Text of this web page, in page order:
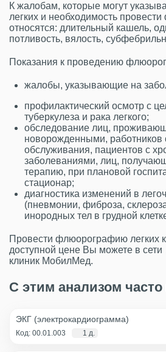
К жалобам, которые могут
легких и необходимость
относятся: длительный кашель,
потливость, вялость,
Показания к проведению
жалобы, указывающие на
профилактический осмотр с
туберкулеза и рака легкого;
обследование лиц,
новорожденными,
обслуживания, пациентов с
заболеваниями, лиц,
терапию, при плановой
стационар;
диагностика изменений в
(пневмонии, фиброза,
инородных тел в грудной
Провести флюорографию легких
доступной цене Вы можете в сети
клиник МобилМед.
С этим анализом часто
ЭКГ (электрокардиограмма)
Код: 00.01.003 1 д.